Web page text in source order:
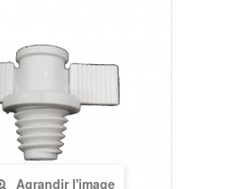
Agrandir l'image